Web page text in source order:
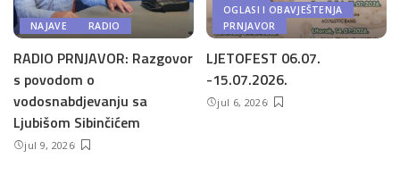
NAJAVE RADIO
RADIO PRNJAVOR: Razgovor
s povodom o
vodosnabdjevanju sa
Ljubišom Sibinčićem
jul 9, 2026
OGLASI I OBAVJEŠTENJA
PRNJAVOR
LJETOFEST 06.07.
-15.07.2026.
jul 6, 2026